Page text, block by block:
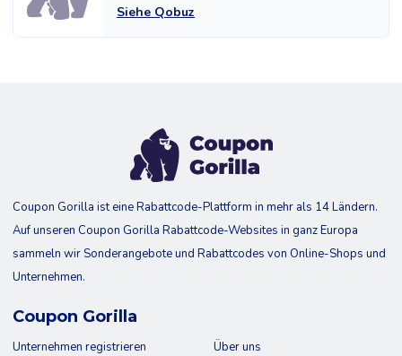
Siehe Qobuz
Coupon Gorilla ist eine Rabattcode-Plattform in mehr als 14 Ländern.
Auf unseren Coupon Gorilla Rabattcode-Websites in ganz Europa
sammeln wir Sonderangebote und Rabattcodes von Online-Shops und
Unternehmen.
Coupon Gorilla
Unternehmen registrieren Über uns